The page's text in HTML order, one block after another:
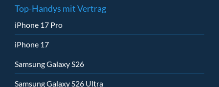
Top-Handys mit Vertrag
iPhone 17 Pro
iPhone 17
Samsung Galaxy S26
Samsung Galaxy S26 Ultra